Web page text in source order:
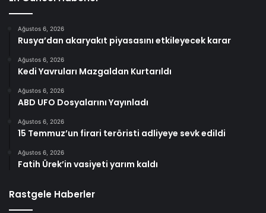
Ağustos 6, 2026
Rusya’dan akaryakıt piyasasını etkileyecek karar
Ağustos 6, 2026
Kedi Yavruları Mazgaldan Kurtarıldı
Ağustos 6, 2026
ABD UFO Dosyalarını Yayınladı
Ağustos 6, 2026
15 Temmuz’un firari teröristi adliyeye sevk edildi
Ağustos 6, 2026
Fatih Ürek’in vasiyeti yarım kaldı
Rastgele Haberler